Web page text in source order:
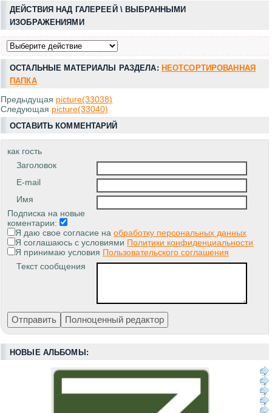
ДЕЙСТВИЯ НАД ГАЛЕРЕЕЙ \ ВЫБРАННЫМИ
ИЗОБРАЖЕНИЯМИ
ОСТАЛЬНЫЕ МАТЕРИАЛЫ РАЗДЕЛА: НЕОТСОРТИРОВАННАЯ
ПАПКА
Предыдущая picture(33038)
Следующая picture(33040)
ОСТАВИТЬ КОММЕНТАРИЙ
как гость
Заголовок
E-mail
Имя
Подписка на новые
коментарии:
Я даю свое согласие на обработку персональных данных
Я соглашаюсь с условиями Политики конфиденциальности
Я принимаю условия Пользовательского соглашения
Текст сообщения
НОВЫЕ АЛЬБОМЫ: